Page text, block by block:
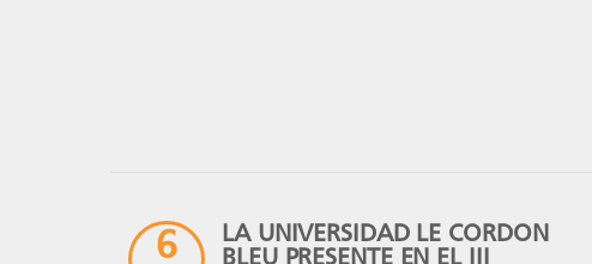
6
LA UNIVERSIDAD LE CORDON
BLEU PRESENTE EN EL III